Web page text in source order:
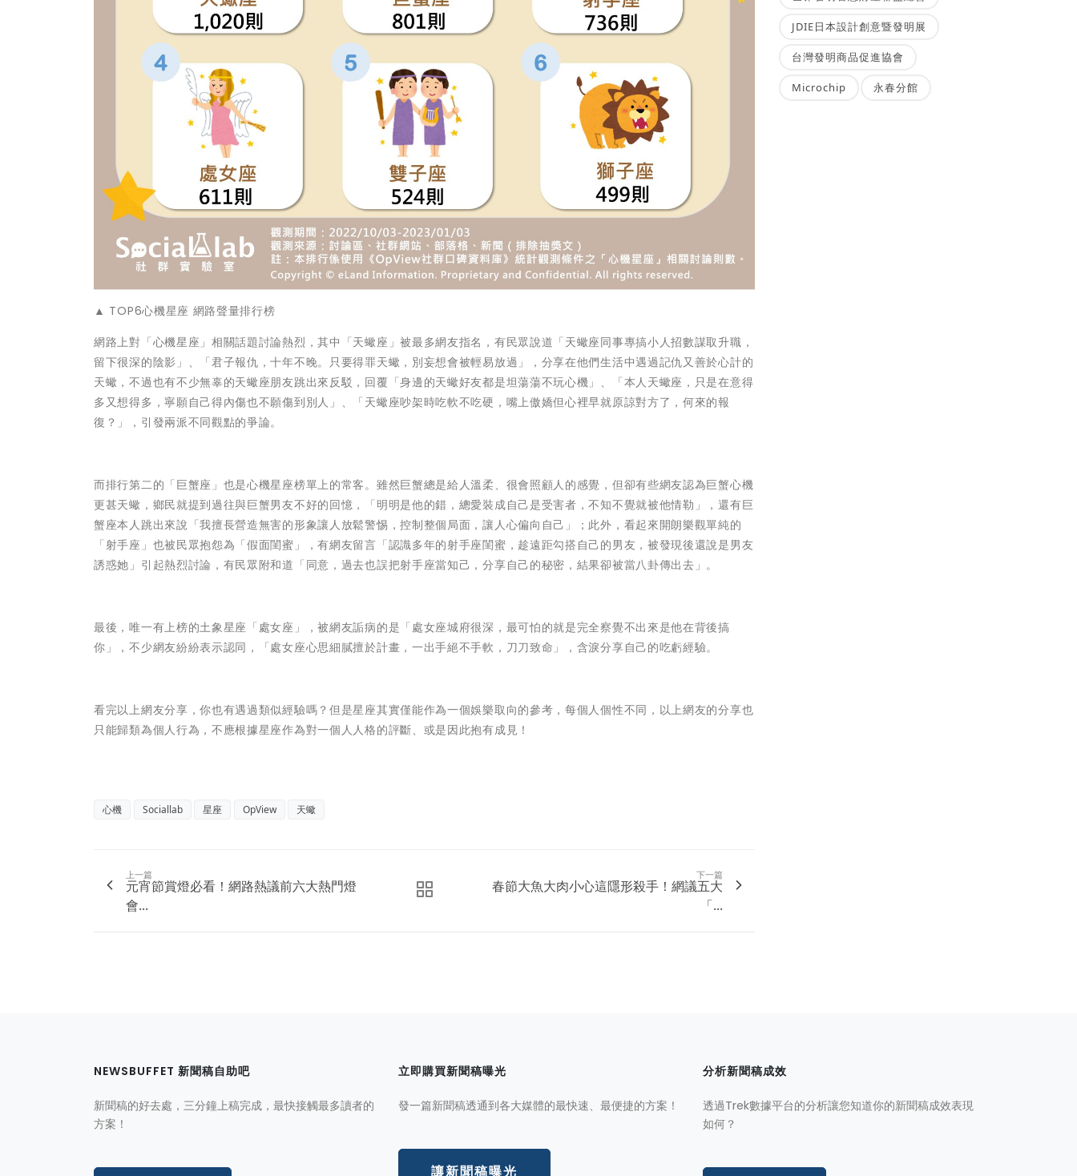
▲ TOP6心機星座 網路聲量排行榜
網路上對「心機星座」相關話題討論熱烈，其中「天蠍座」被最多網友指名，有民眾說道「天蠍座同事專搞小人招數謀取升職，
留下很深的陰影」、「君子報仇，十年不晚。只要得罪天蠍，別妄想會被輕易放過」，分享在他們生活中遇過記仇又善於心計的
天蠍，不過也有不少無辜的天蠍座朋友跳出來反駁，回覆「身邊的天蠍好友都是坦蕩蕩不玩心機」、「本人天蠍座，只是在意得
多又想得多，寧願自己得內傷也不願傷到別人」、「天蠍座吵架時吃軟不吃硬，嘴上傲嬌但心裡早就原諒對方了，何來的報
復？」，引發兩派不同觀點的爭論。
而排行第二的「巨蟹座」也是心機星座榜單上的常客。雖然巨蟹總是給人溫柔、很會照顧人的感覺，但卻有些網友認為巨蟹心機
更甚天蠍，鄉民就提到過往與巨蟹男友不好的回憶，「明明是他的錯，總愛裝成自己是受害者，不知不覺就被他情勒」，還有巨
蟹座本人跳出來說「我擅長營造無害的形象讓人放鬆警惕，控制整個局面，讓人心偏向自己」；此外，看起來開朗樂觀單純的
「射手座」也被民眾抱怨為「假面閨蜜」，有網友留言「認識多年的射手座閨蜜，趁遠距勾搭自己的男友，被發現後還說是男友
誘惑她」引起熱烈討論，有民眾附和道「同意，過去也誤把射手座當知己，分享自己的秘密，結果卻被當八卦傳出去」。
最後，唯一有上榜的土象星座「處女座」，被網友詬病的是「處女座城府很深，最可怕的就是完全察覺不出來是他在背後搞
你」，不少網友紛紛表示認同，「處女座心思細膩擅於計畫，一出手絕不手軟，刀刀致命」，含淚分享自己的吃虧經驗。
看完以上網友分享，你也有遇過類似經驗嗎？但是星座其實僅能作為一個娛樂取向的參考，每個人個性不同，以上網友的分享也
只能歸類為個人行為，不應根據星座作為對一個人人格的評斷、或是因此抱有成見！
心機 Sociallab 星座 OpView 天蠍
上一篇
元宵節賞燈必看！網路熱議前六大熱門燈
會...
下一篇
春節大魚大肉小心這隱形殺手！網議五大
「...
JDIE日本設計創意暨發明展
台灣發明商品促進協會
Microchip 永春分館
NEWSBUFFET 新聞稿自助吧
新聞稿的好去處，三分鐘上稿完成，最快接觸最多讀者的
方案！
立即購買新聞稿曝光
發一篇新聞稿透通到各大媒體的最快速、最便捷的方案！
讓新聞稿曝光
分析新聞稿成效
透過Trek數據平台的分析讓您知道你的新聞稿成效表現
如何？